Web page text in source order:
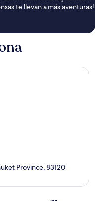
te llevan a más aventuras!
Province, 83120